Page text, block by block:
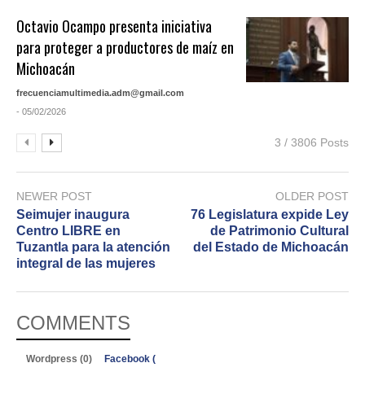
Octavio Ocampo presenta iniciativa
para proteger a productores de maíz en
Michoacán
frecuenciamultimedia.adm@gmail.com
- 05/02/2026
3 / 3806 Posts
NEWER POST
Seimujer inaugura
Centro LIBRE en
Tuzantla para la atención
integral de las mujeres
OLDER POST
76 Legislatura expide Ley
de Patrimonio Cultural
del Estado de Michoacán
COMMENTS
Wordpress (0) Facebook (